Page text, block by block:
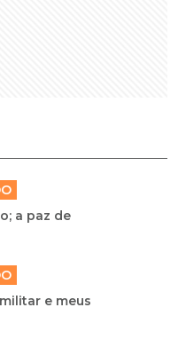
a paz de
e meus